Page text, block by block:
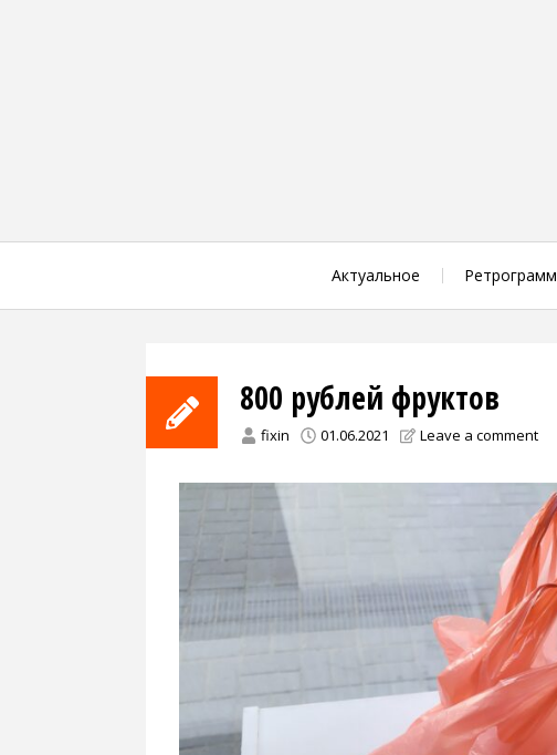
Актуальное Ретрограмм
800 рублей фруктов
fixin 01.06.2021 Leave a comment